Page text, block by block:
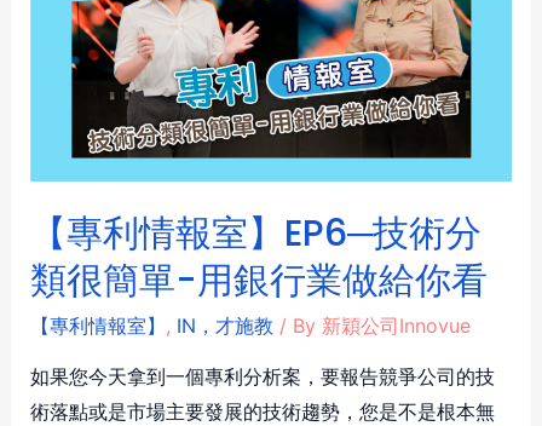
【專利情報室】EP6─技術分
類很簡單-用銀行業做給你看
【專利情報室】 , IN，才施教 / By 新穎公司Innovue
如果您今天拿到一個專利分析案，要報告競爭公司的技
術落點或是市場主要發展的技術趨勢，您是不是根本無